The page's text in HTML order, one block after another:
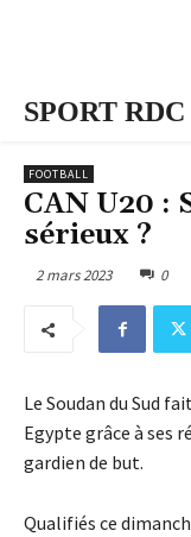
SPORT RDC
FOOTBALL
CAN U20 :
sérieux ?
2 mars 2023 0
Le Soudan du Sud
Egypte grâce à ses
gardien de but.
Qualifiés ce